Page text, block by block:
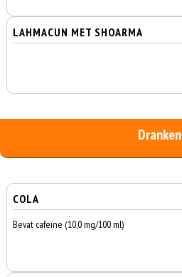
LAHMACUN MET SHOARMA
Dranken
COLA
Bevat cafeïne (10,0 mg/100 ml)